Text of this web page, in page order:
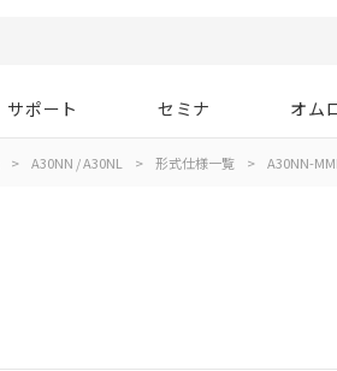
サポート セミナ オム
> A30NN / A30NL > 形式仕様一覧 > A30NN-